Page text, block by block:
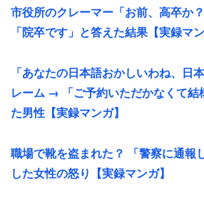
た逃げ場のない環境で男性はついに
し、「自主退職」を選んだ。
一方、この会社にはその後、因果応
っていた。
が削除されました」
市役所のクレーマー「お前、高卒か
「院卒です」と答えた結果【実録マン
「あなたの日本語おかしいわね、日
レーム → 「ご予約いただかなくて結
た男性【実録マンガ】
職場で靴を盗まれた？ 「警察に通報
した女性の怒り【実録マンガ】